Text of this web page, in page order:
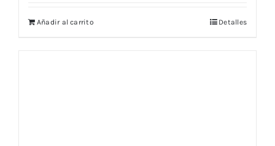
Añadir al carrito Detalles